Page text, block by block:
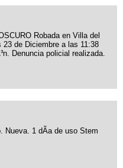
Robada en Villa del
23 de Diciembre a las 11:38
Denuncia policial realizada.
Nueva. 1 dÃ­a de uso Stem